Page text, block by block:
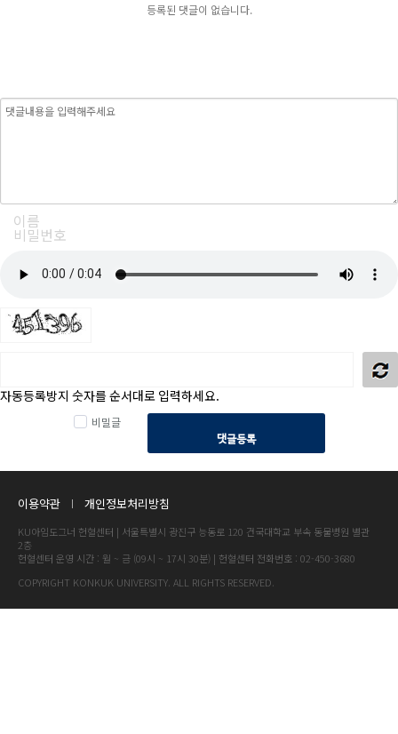
등록된 댓글이 없습니다.
자동등록방지 숫자를 순서대로 입력하세요.
비밀글
댓글등록
이용약관 개인정보처리방침
KU아임도그너 헌혈센터 | 서울특별시 광진구 능동로 120 건국대학교 부속 동물병원 별관
2층
헌혈센터 운영 시간 : 월 ~ 금 (09시 ~ 17시 30분) | 헌혈센터 전화번호 : 02-450-3680
COPYRIGHT KONKUK UNIVERSITY. ALL RIGHTS RESERVED.